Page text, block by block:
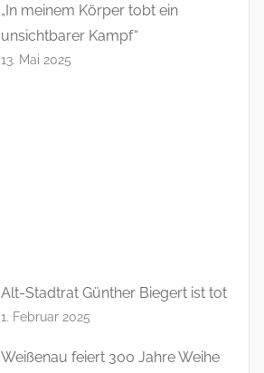
„In meinem Körper tobt ein
unsichtbarer Kampf“
13. Mai 2025
Alt-Stadtrat Günther Biegert ist tot
1. Februar 2025
Weißenau feiert 300 Jahre Weihe